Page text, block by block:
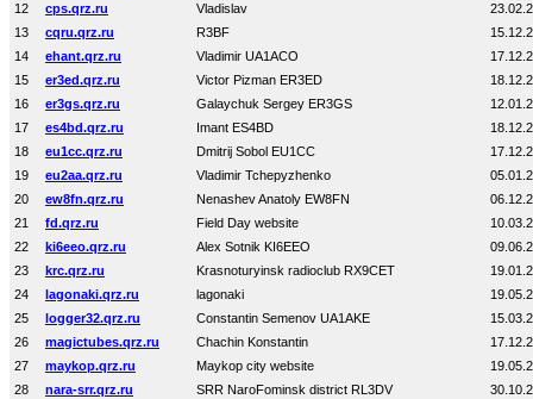
12
cps.qrz.ru Vladislav
13
cqru.qrz.ru R3BF
14
ehant.qrz.ru Vladimir UA1ACO
15
er3ed.qrz.ru Victor Pizman ER3ED
16
er3gs.qrz.ru Galaychuk Sergey ER3GS
17
es4bd.qrz.ru Imant ES4BD
18
eu1cc.qrz.ru Dmitrij Sobol EU1CC
19
eu2aa.qrz.ru Vladimir Tchepyzhenko
20
ew8fn.qrz.ru Nenashev Anatoly EW8FN
21
fd.qrz.ru Field Day website
22
ki6eeo.qrz.ru Alex Sotnik KI6EEO
23
krc.qrz.ru Krasnoturyinsk radioclub RX9CET
24
lagonaki.qrz.ru lagonaki
25
logger32.qrz.ru Constantin Semenov UA1AKE
26
magictubes.qrz.ru Chachin Konstantin
27
maykop.qrz.ru Maykop city website
28
nara-srr.qrz.ru SRR NaroFominsk district RL3DV